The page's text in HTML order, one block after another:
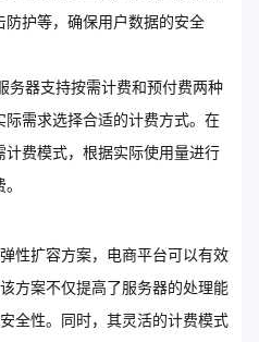
护等，确保用户数据的安全
务器支持按需计费和预付费两种
需求选择合适的计费方式。在
费模式，根据实际使用量进行
性扩容方案，电商平台可以有效
方案不仅提高了服务器的处理能
全性。同时，其灵活的计费模式